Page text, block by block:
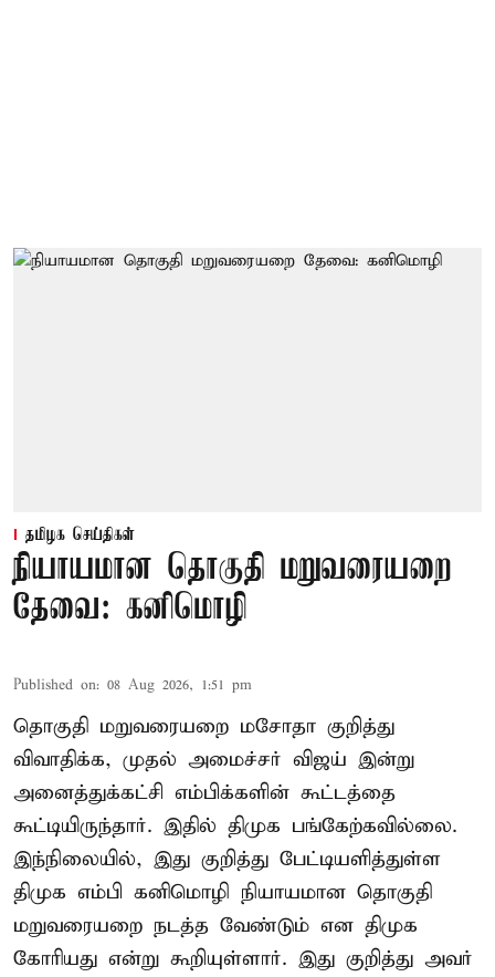
தமிழக செய்திகள்
நியாயமான தொகுதி மறுவரையறை
தேவை: கனிமொழி
Published on: 08 Aug 2026, 1:51 pm
தொகுதி மறுவரையறை மசோதா குறித்து
விவாதிக்க, முதல் அமைச்சர் விஜய் இன்று
அனைத்துக்கட்சி எம்பிக்களின் கூட்டத்தை
கூட்டியிருந்தார். இதில் திமுக பங்கேற்கவில்லை.
இந்நிலையில், இது குறித்து பேட்டியளித்துள்ள
திமுக எம்பி கனிமொழி நியாயமான தொகுதி
மறுவரையறை நடத்த வேண்டும் என திமுக
கோரியது என்று கூறியுள்ளார். இது குறித்து அவர்